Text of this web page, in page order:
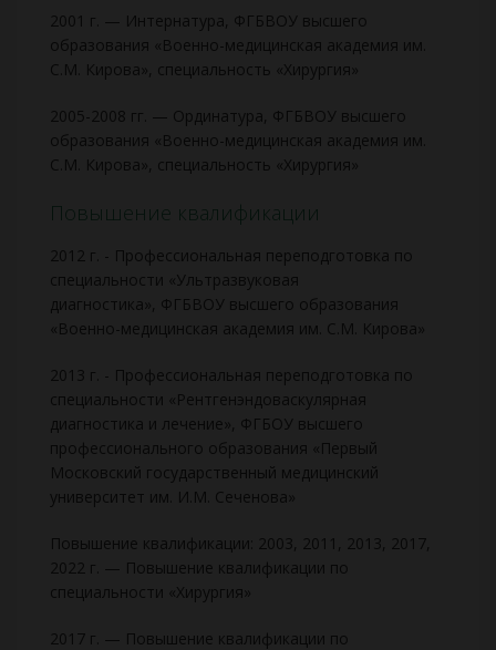
2001 г. — Интернатура, ФГБВОУ высшего
образования «Военно-медицинская академия им.
С.М. Кирова», специальность «Хирургия»
2005-2008 гг. — Ординатура, ФГБВОУ высшего
образования «Военно-медицинская академия им.
С.М. Кирова», специальность «Хирургия»
Повышение квалификации
2012 г. - Профессиональная переподготовка по
специальности «Ультразвуковая
диагностика», ФГБВОУ высшего образования
«Военно-медицинская академия им. С.М. Кирова»
2013 г. - Профессиональная переподготовка по
специальности «Рентгенэндоваскулярная
диагностика и лечение», ФГБОУ высшего
профессионального образования «Первый
Московский государственный медицинский
университет им. И.М. Сеченова»
Повышение квалификации: 2003, 2011, 2013, 2017,
2022 г. — Повышение квалификации по
специальности «Хирургия»
2017 г. — Повышение квалификации по